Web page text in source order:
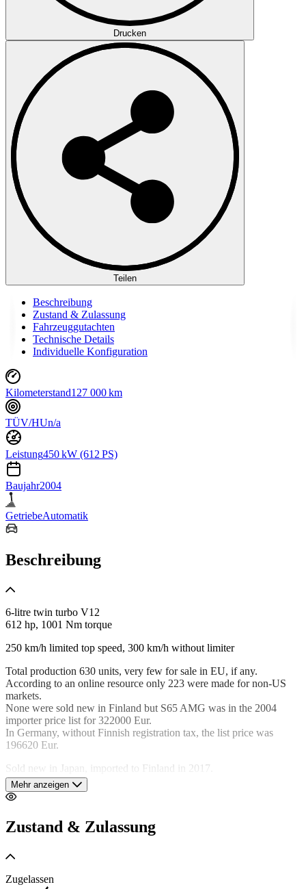
Drucken
Teilen
Beschreibung
Zustand & Zulassung
Fahrzeuggutachten
Technische Details
Individuelle Konfiguration
Kilometerstand127 000 km
TÜV/HUn/a
Leistung450 kW (612 PS)
Baujahr2004
GetriebeAutomatik
Beschreibung
6-litre twin turbo V12
612 hp, 1001 Nm torque
250 km/h limited top speed, 300 km/h without limiter
Total production 630 units, very few for sale in EU, if any.
According to an online resource only 223 were made for non-US
markets.
None were sold new in Finland but S65 AMG was in the 2004
importer price list for 322000 Eur.
In Germany, without Finnish registration tax, the list price was
196620 Eur.
Sold new in Japan, imported to Finland in 2017.
All original and extremely well kept.
Huge expenditure by last owner, now totally sorted out.
Tähdelliset 3/2024.
valuation 65000 Eur
10/2017 MOT/TÜV technical control import registration to Finland,
Mehr anzeigen
Zustand & Zulassung
Zugelassen